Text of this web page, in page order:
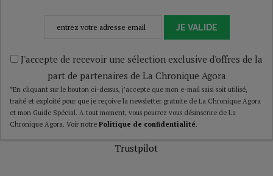
JE VALIDE
J'accepte de recevoir une sélection exclusive d'offres de la
part de partenaires de La Chronique Agora
*En cliquant sur le bouton ci-dessus, j’accepte que mon e-mail saisi soit utilisé,
traité et exploité pour que je reçoive la newsletter gratuite de La Chronique Agora
et mon Guide Spécial. A tout moment, vous pourrez vous désinscrire de La
Chronique Agora. Voir notre Politique de confidentialité.
Trustpilot